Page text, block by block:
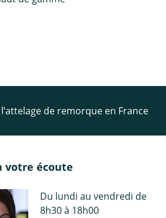
de remorque en France
votre écoute
Du lundi au vendredi de
8h30 à 18h00